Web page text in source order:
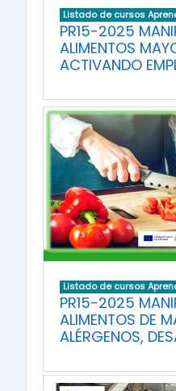
Listado de cursos
PR15-2025
ALIMENTOS
ACTIVANDO
Listado de cursos
PR15-2025
ALIMENTOS DE
ALÉRGENOS,